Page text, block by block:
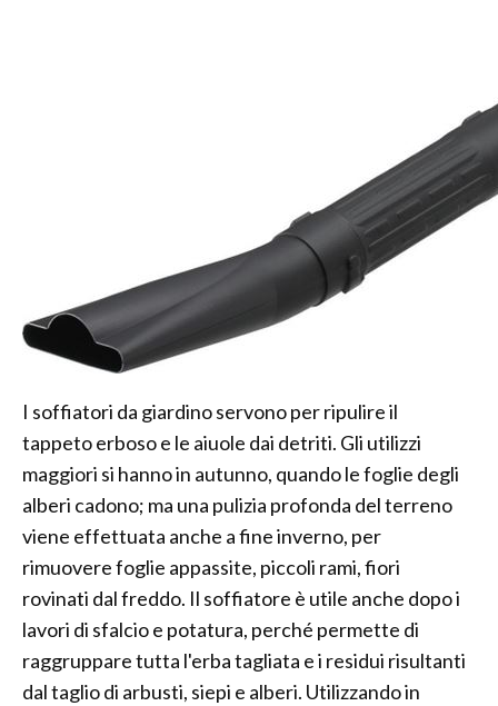
I soffiatori da giardino servono per ripulire il
tappeto erboso e le aiuole dai detriti. Gli utilizzi
maggiori si hanno in autunno, quando le foglie degli
alberi cadono; ma una pulizia profonda del terreno
viene effettuata anche a fine inverno, per
rimuovere foglie appassite, piccoli rami, fiori
rovinati dal freddo. Il soffiatore è utile anche dopo i
lavori di sfalcio e potatura, perché permette di
raggruppare tutta l'erba tagliata e i residui risultanti
dal taglio di arbusti, siepi e alberi. Utilizzando in